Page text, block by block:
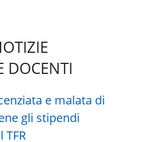
DOCENTI